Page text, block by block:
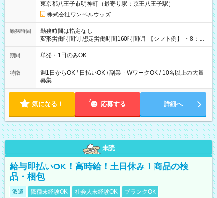
東京都八王子市明神町（最寄り駅：京王八王子駅）
株式会社ワンベルウッズ
勤務時間
勤務時間は指定なし
変形労働時間制 想定労働時間160時間/月 【シフト例】 ・8：00
～21：00
期間 単発・1日のみOK
特徴
週1日からOK / 日払いOK / 副業・WワークOK / 10名以上の大量
募集
気になる！ 応募する 詳細へ
未読
給与即払いOK！高時給！土日休み！商品の検
品・梱包
派遣 職種未経験OK 社会人未経験OK
ブランクOK